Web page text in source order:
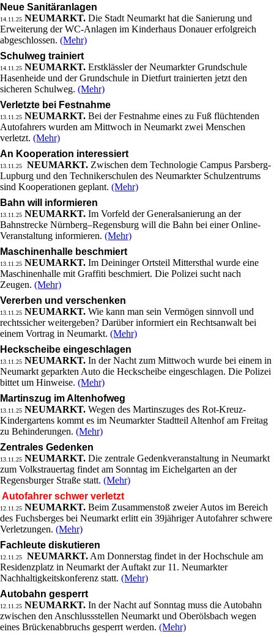
Neue Sanitäranlagen
14.11.25 NEUMARKT. Die Stadt Neumarkt hat die Sanierung und
Erweiterung der WC-Anlagen im Kinderhaus Donauer erfolgreich
abgeschlossen. (Mehr)
Schulweg trainiert
14.11.25 NEUMARKT. Erstklässler der Neumarkter Grundschule
Hasenheide und der Grundschule in Dietfurt trainierten jetzt den
sicheren Schulweg. (Mehr)
Verletzte bei Festnahme
13.11.25 NEUMARKT. Bei der Festnahme eines zu Fuß flüchtenden
Autofahrers wurden am Mittwoch in Neumarkt zwei Menschen
verletzt. (Mehr)
An Kooperation interessiert
13.11.25 NEUMARKT. Zwischen dem Technologie Campus Parsberg-
Lupburg und den Technikerschulen des Neumarkter Schulzentrums
sind Kooperationen geplant. (Mehr)
Bahn will informieren
13.11.25 NEUMARKT. Im Vorfeld der Generalsanierung an der
Bahnstrecke Nürnberg–Regensburg will die Bahn bei einer Online-
Veranstaltung informieren. (Mehr)
Maschinenhalle beschmiert
13.11.25 NEUMARKT. Im Deininger Ortsteil Mittersthal wurde eine
Maschinenhalle mit Graffiti beschmiert. Die Polizei sucht nach
Zeugen. (Mehr)
Vererben und verschenken
13.11.25 NEUMARKT. Wie kann man sein Vermögen sinnvoll und
rechtssicher weitergeben? Darüber informiert ein Rechtsanwalt bei
einem Vortrag in Neumarkt. (Mehr)
Heckscheibe eingeschlagen
13.11.25 NEUMARKT. In der Nacht zum Mittwoch wurde bei einem in
Neumarkt geparkten Auto die Heckscheibe eingeschlagen. Die Polizei
bittet um Hinweise. (Mehr)
Martinszug im Altenhofweg
13.11.25 NEUMARKT. Wegen des Martinszuges des Rot-Kreuz-
Kindergartens kommt es im Neumarkter Stadtteil Altenhof am Freitag
zu Behinderungen. (Mehr)
Zentrales Gedenken
13.11.25 NEUMARKT. Die zentrale Gedenkveranstaltung in Neumarkt
zum Volkstrauertag findet am Sonntag im Eichelgarten an der
Regensburger Straße statt. (Mehr)
Autofahrer schwer verletzt
12.11.25 NEUMARKT. Beim Zusammenstoß zweier Autos im Bereich
des Fuchsberges bei Neumarkt erlitt ein 39jähriger Autofahrer schwere
Verletzungen. (Mehr)
Fachleute diskutieren
12.11.25 NEUMARKT. Am Donnerstag findet in der Hochschule am
Residenzplatz in Neumarkt der Auftakt zur 11. Neumarkter
Nachhaltigkeitskonferenz statt. (Mehr)
Autobahn gesperrt
12.11.25 NEUMARKT. In der Nacht auf Sonntag muss die Autobahn
zwischen den Anschlussstellen Neumarkt und Oberölsbach wegen
eines Brückenabbruchs gesperrt werden. (Mehr)